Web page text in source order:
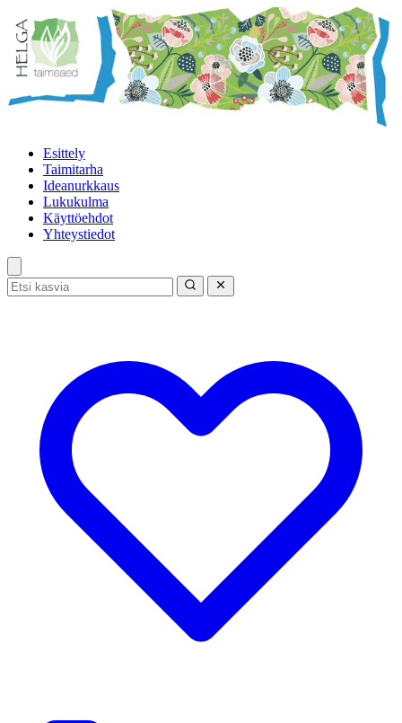
Esittely
Taimitarha
Ideanurkkaus
Lukukulma
Käyttöehdot
Yhteystiedot